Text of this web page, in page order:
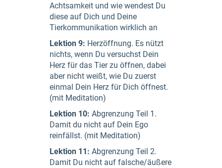
Achtsamkeit und wie wendest Du
diese auf Dich und Deine
Tierkommunikation wirklich an
Lektion 9: Herzöffnung. Es nützt
nichts, wenn Du versuchst Dein
Herz für das Tier zu öffnen, dabei
aber nicht weißt, wie Du zuerst
einmal Dein Herz für Dich öffnest.
(mit Meditation)
Lektion 10: Abgrenzung Teil 1.
Damit du nicht auf Dein Ego
reinfällst. (mit Meditation)
Lektion 11: Abgrenzung Teil 2.
Damit Du nicht auf falsche/äußere